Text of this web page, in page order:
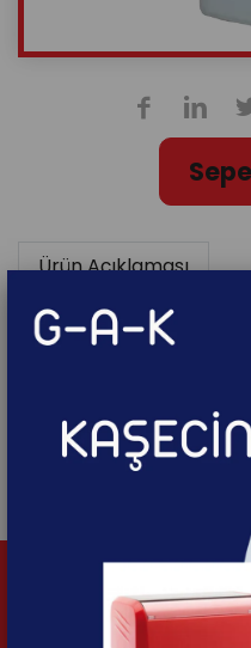
Ürün Açıklaması
Ürün Özellikleri
Baskı Alanı: 1,4 x
Siboplu
İlgili